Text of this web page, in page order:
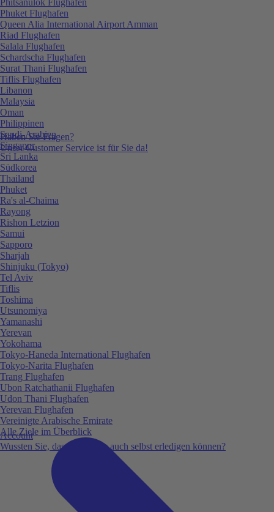
Haben Sie Fragen?
Unser Customer Service ist für Sie da!
Account
Wussten Sie, dass Sie vieles auch selbst erledigen können?
Phuket Flughafen
Queen Alia International Airport Amman
Riad Flughafen
Salala Flughafen
Schardscha Flughafen
Surat Thani Flughafen
Tiflis Flughafen
Libanon
Malaysia
Oman
Philippinen
Saudi-Arabien
Singapur
Sri Lanka
Südkorea
Thailand
Phuket
Ra's al-Chaima
Rayong
Rishon Letzion
Samui
Sapporo
Sharjah
Shinjuku (Tokyo)
Tel Aviv
Tiflis
Toshima
Utsunomiya
Yamanashi
Yerevan
Yokohama
Tokyo-Haneda International Flughafen
Tokyo-Narita Flughafen
Trang Flughafen
Ubon Ratchathanii Flughafen
Udon Thani Flughafen
Yerevan Flughafen
Vereinigte Arabische Emirate
Alle Ziele im Überblick